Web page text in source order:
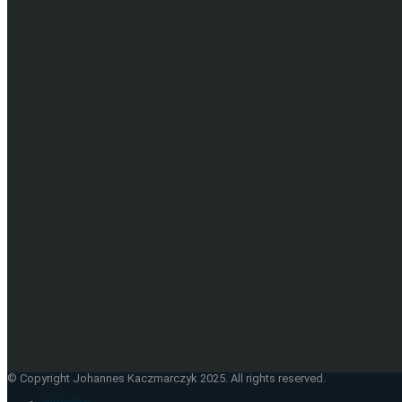
© Copyright Johannes Kaczmarczyk 2025. All rights reserved.